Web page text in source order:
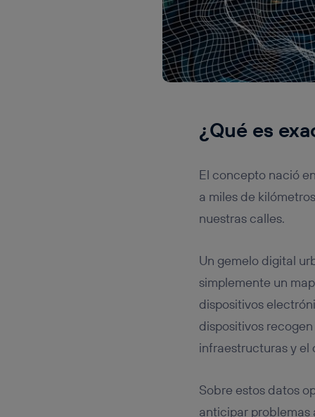
¿Qué es
El concepto nació
a miles de
nuestras calles.
Un gemelo digital
simplemente un
dispositivos
dispositivos
infraestructuras y el
Sobre estos datos
anticipar problemas